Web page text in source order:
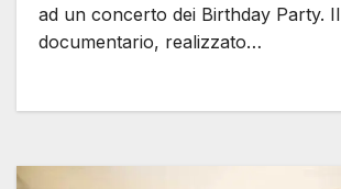
ad un concerto dei Birthday Party. Il
documentario, realizzato…